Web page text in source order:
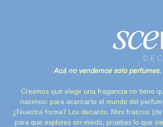
Acá no vendemos solo
Creemos que elegir una fragancia no tiene
nacimos: para acercarte el mundo del
¿Nuestra forma? Los decants. Mini frascos
para que explores sin miedo, pruebes lo que